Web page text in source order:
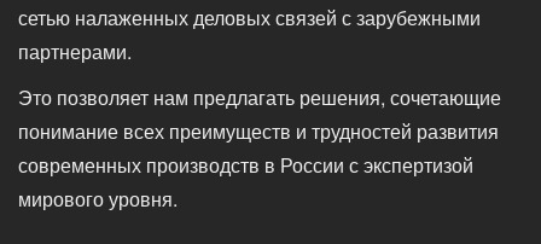
сетью налаженных деловых связей с зарубежными
партнерами.
Это позволяет нам предлагать решения, сочетающие
понимание всех преимуществ и трудностей развития
современных производств в России с экспертизой
мирового уровня.